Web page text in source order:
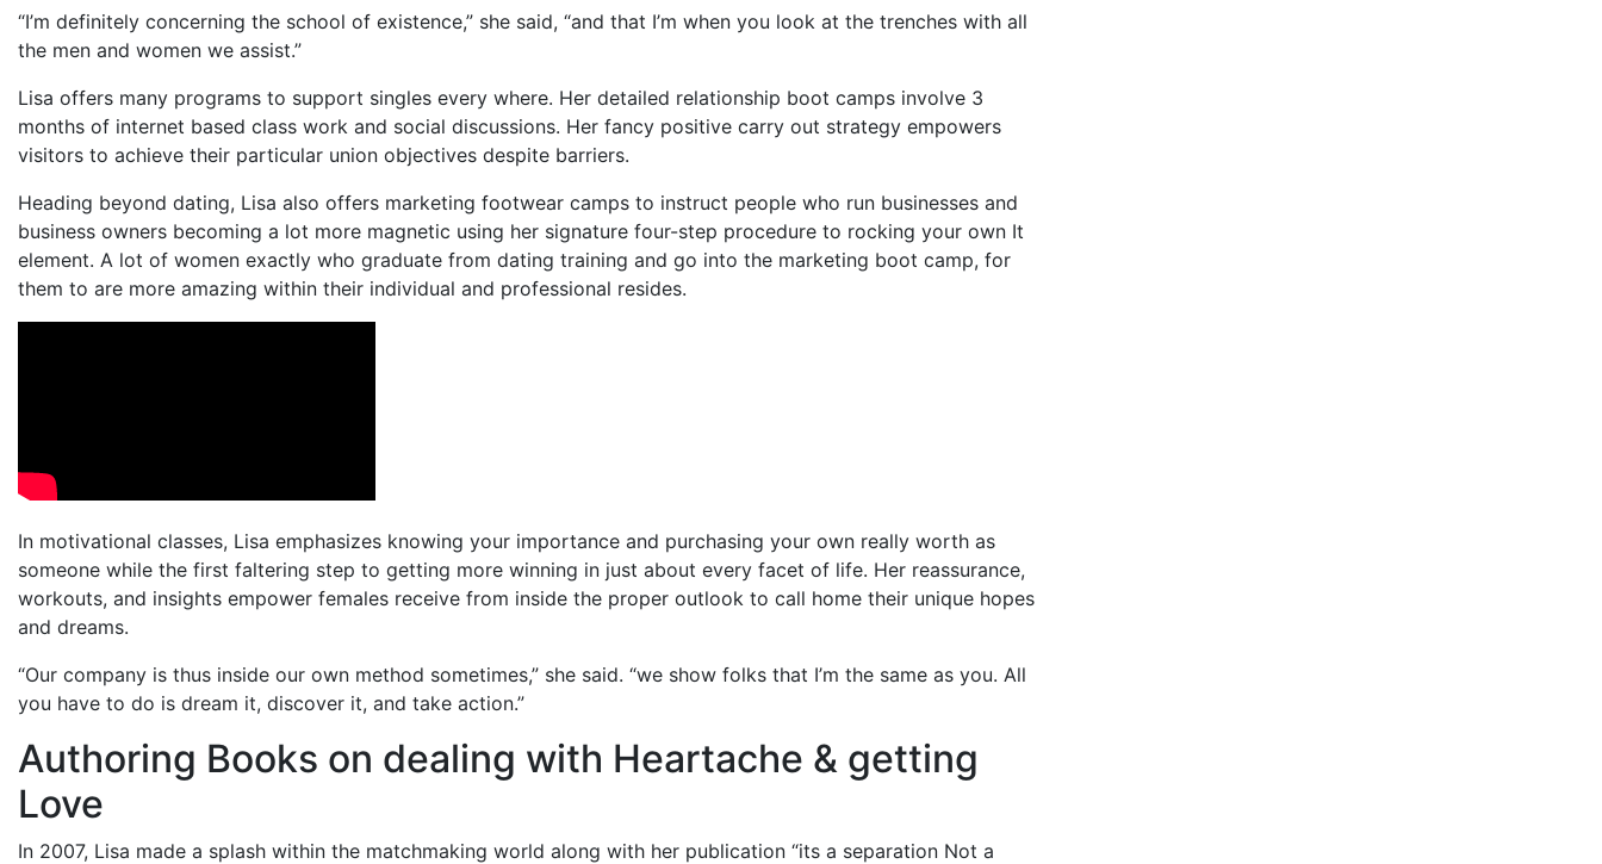
“I’m definitely concerning the school of existence,” she said, “and that I’m when you look at the trenches with all
the men and women we assist.”
Lisa offers many programs to support singles every where. Her detailed relationship boot camps involve 3
months of internet based class work and social discussions. Her fancy positive carry out strategy empowers
visitors to achieve their particular union objectives despite barriers.
Heading beyond dating, Lisa also offers marketing footwear camps to instruct people who run businesses and
business owners becoming a lot more magnetic using her signature four-step procedure to rocking your own It
element. A lot of women exactly who graduate from dating training and go into the marketing boot camp, for
them to are more amazing within their individual and professional resides.
In motivational classes, Lisa emphasizes knowing your importance and purchasing your own really worth as
someone while the first faltering step to getting more winning in just about every facet of life. Her reassurance,
workouts, and insights empower females receive from inside the proper outlook to call home their unique hopes
and dreams.
“Our company is thus inside our own method sometimes,” she said. “we show folks that I’m the same as you. All
you have to do is dream it, discover it, and take action.”
Authoring Books on dealing with Heartache & getting
Love
In 2007, Lisa made a splash within the matchmaking world along with her publication “its a separation Not a